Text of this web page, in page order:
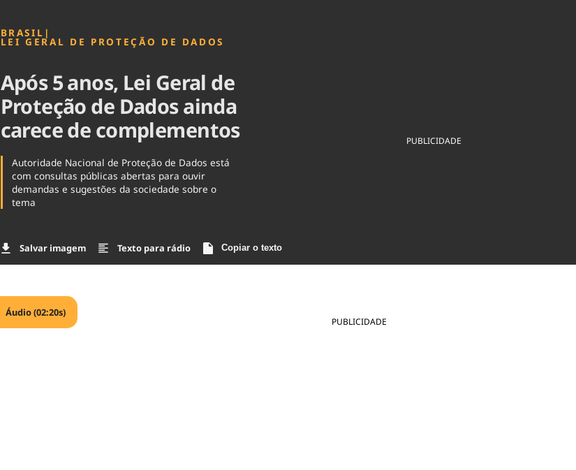
Brasil
Brasil Mineral
Ciência & Tecnologia
Cinema
Comportamento
BRASIL |
LEI GERAL DE PROTEÇÃO DE DADOS
Após 5 anos, Lei Geral de
Proteção de Dados ainda
carece de complementos
Autoridade Nacional de Proteção de Dados está
com consultas públicas abertas para ouvir
demandas e sugestões da sociedade sobre o
tema
Salvar imagem Texto para rádio Copiar o texto
PUBLICIDADE
PUBLICIDADE
Áudio (02:20s)